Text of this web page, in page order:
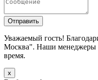
Уважаемый гость!
Москва". Наши менеджеры
время.
х